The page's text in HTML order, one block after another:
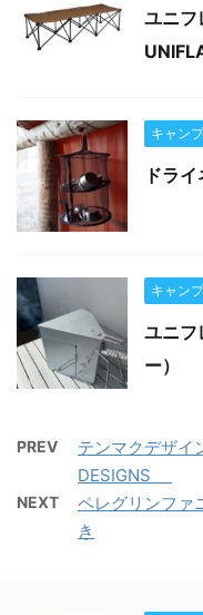
ユニフ
キャン
ドラ
キャン
ユニフ
ー）
PREV
テンマクデザ
DESIGNS
NEXT
ペレグリンファ
き